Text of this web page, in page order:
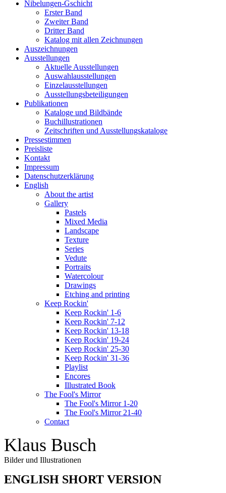
Nibelungen-Gschicht
Erster Band
Zweiter Band
Dritter Band
Katalog mit allen Zeichnungen
Auszeichnungen
Ausstellungen
Aktuelle Ausstellungen
Auswahlausstellungen
Einzelausstellungen
Ausstellungsbeteiligungen
Publikationen
Kataloge und Bildbände
Buchillustrationen
Zeitschriften und Ausstellungskataloge
Pressestimmen
Preisliste
Kontakt
Impressum
Datenschutzerklärung
English
About the artist
Gallery
Pastels
Mixed Media
Landscape
Texture
Series
Vedute
Portraits
Watercolour
Drawings
Etching and printing
Keep Rockin'
Keep Rockin' 1-6
Keep Rockin' 7-12
Keep Rockin' 13-18
Keep Rockin' 19-24
Keep Rockin' 25-30
Keep Rockin' 31-36
Playlist
Encores
Illustrated Book
The Fool's Mirror
The Fool's Mirror 1-20
The Fool's Mirror 21-40
Contact
Klaus Busch
Bilder und Illustrationen
ENGLISH SHORT VERSION